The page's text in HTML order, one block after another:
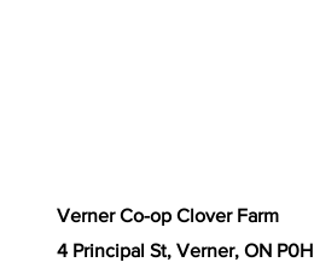
Verner Co-op Clover Farm
4 Principal St, Verner, ON P0H